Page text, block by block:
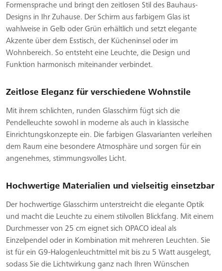
Formensprache und bringt den zeitlosen Stil des Bauhaus-
Designs in Ihr Zuhause. Der Schirm aus farbigem Glas ist
wahlweise in Gelb oder Grün erhältlich und setzt elegante
Akzente über dem Esstisch, der Kücheninsel oder im
Wohnbereich. So entsteht eine Leuchte, die Design und
Funktion harmonisch miteinander verbindet.
Zeitlose Eleganz für verschiedene Wohnstile
Mit ihrem schlichten, runden Glasschirm fügt sich die
Pendelleuchte sowohl in moderne als auch in klassische
Einrichtungskonzepte ein. Die farbigen Glasvarianten verleihen
dem Raum eine besondere Atmosphäre und sorgen für ein
angenehmes, stimmungsvolles Licht.
Hochwertige Materialien und vielseitig einsetzbar
Der hochwertige Glasschirm unterstreicht die elegante Optik
und macht die Leuchte zu einem stilvollen Blickfang. Mit einem
Durchmesser von 25 cm eignet sich OPACO ideal als
Einzelpendel oder in Kombination mit mehreren Leuchten. Sie
ist für ein G9-Halogenleuchtmittel mit bis zu 5 Watt ausgelegt,
sodass Sie die Lichtwirkung ganz nach Ihren Wünschen